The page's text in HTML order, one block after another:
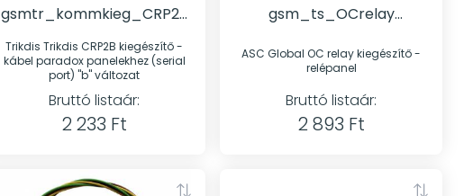
gsmtr_kommkieg_CRP2B
(SERIAL port) ''B'' változat
Trikdis Trikdis CRP2B kiegészítő -
kábel paradox panelekhez (serial
port) ''b'' változat
Bruttó listaár:
2 233 Ft
gsm_ts_OCrelay
ASC Global OC relay kiegészítő -
relépanel
Bruttó listaár:
2 893 Ft